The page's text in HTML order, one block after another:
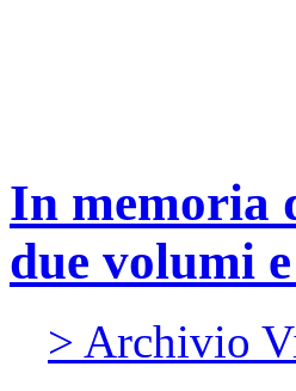
In memoria
due volumi
> Archivio